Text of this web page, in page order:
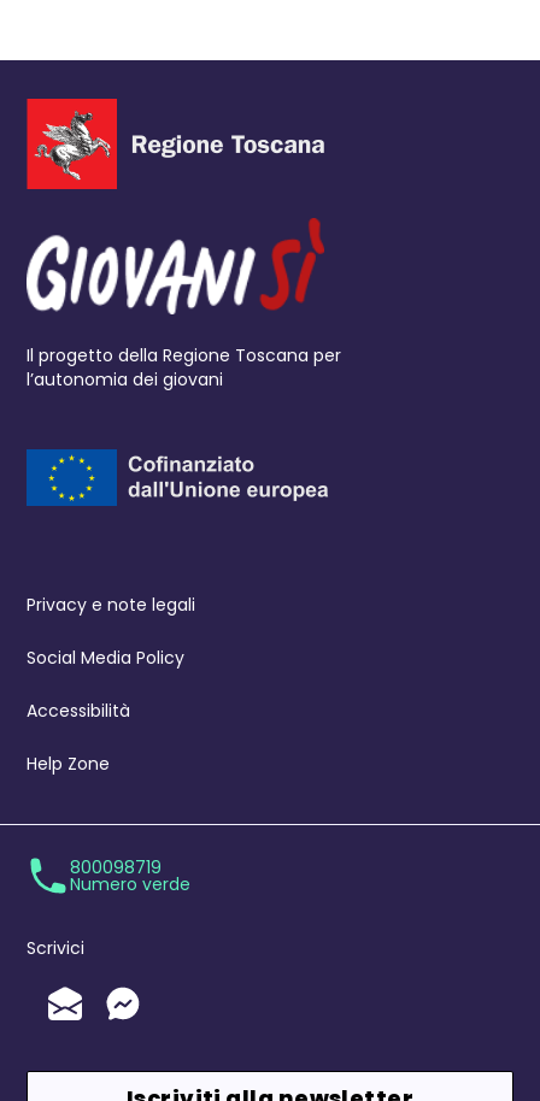
Il progetto della Regione Toscana per
l’autonomia dei giovani
Privacy e note legali
Social Media Policy
Accessibilità
Help Zone
800098719
Numero verde
Scrivici
Invia un'Email
Messenger